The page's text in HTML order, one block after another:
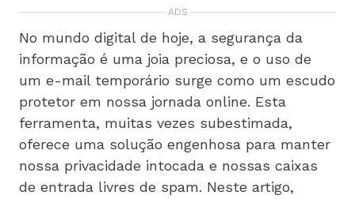
ADS
No mundo digital de hoje, a segurança da
informação é uma joia preciosa, e o uso de
um e-mail temporário surge como um escudo
protetor em nossa jornada online. Esta
ferramenta, muitas vezes subestimada,
oferece uma solução engenhosa para manter
nossa privacidade intocada e nossas caixas
de entrada livres de spam. Neste artigo,